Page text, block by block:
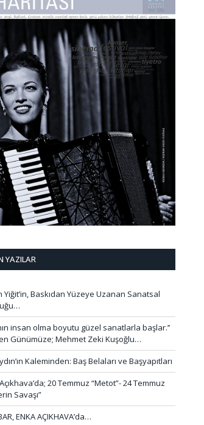
YAZILAR
Yiğit’in, Baskıdan Yüzeye Uzanan Sanatsal
insan olma boyutu güzel sanatlarla başlar.’’
Günümüze; Mehmet Zeki Kuşoğlu…
Kaleminden: Baş Belaları ve Başyapıtları
20 Temmuz “Metot”- 24 Temmuz
Savaşı”
ENKA AÇIKHAVA’da…